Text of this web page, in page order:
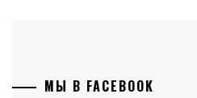
МЫ В FACEBOOK